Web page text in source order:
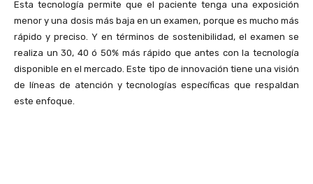
Esta tecnología permite que el paciente tenga una exposición
menor y una dosis más baja en un examen, porque es mucho más
rápido y preciso. Y en términos de sostenibilidad, el examen se
realiza un 30, 40 ó 50% más rápido que antes con la tecnología
disponible en el mercado. Este tipo de innovación tiene una visión
de líneas de atención y tecnologías específicas que respaldan
este enfoque.